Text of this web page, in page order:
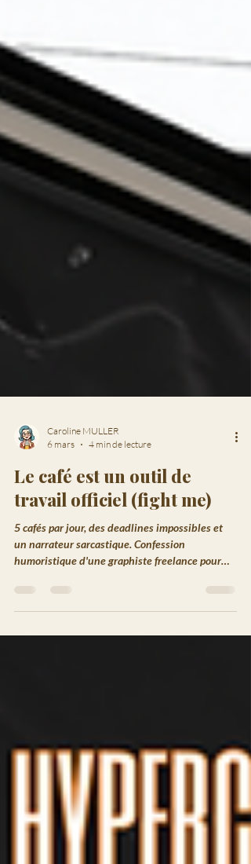
6 mars
4 min de lecture
Le café est un outil de
travail officiel (fight me)
5 cafés par jour, des deadlines impossibles et
un narrateur sarcastique. Confession
humoristique d'une graphiste freelance pour